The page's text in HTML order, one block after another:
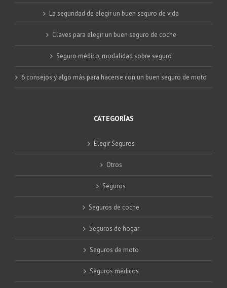
La seguridad de elegir un buen seguro de vida
Claves para elegir un buen seguro de coche
Seguro médico, modalidad sobre seguro
6 consejos y algo más para hacerse con un buen seguro de moto
CATEGORÍAS
Elegir Seguros
Otros
Seguros
Seguros de coche
Seguros de hogar
Seguros de moto
Seguros médicos